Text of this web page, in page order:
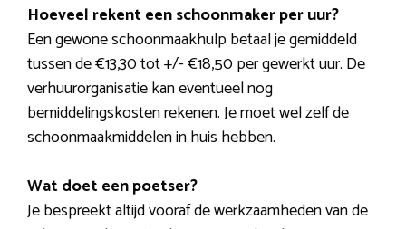
Hoeveel rekent een schoonmaker per uur?
Een gewone schoonmaakhulp betaal je gemiddeld
tussen de €13,30 tot +/- €18,50 per gewerkt uur. De
verhuurorganisatie kan eventueel nog
bemiddelingskosten rekenen. Je moet wel zelf de
schoonmaakmiddelen in huis hebben.
Wat doet een poetser?
Je bespreekt altijd vooraf de werkzaamheden van de